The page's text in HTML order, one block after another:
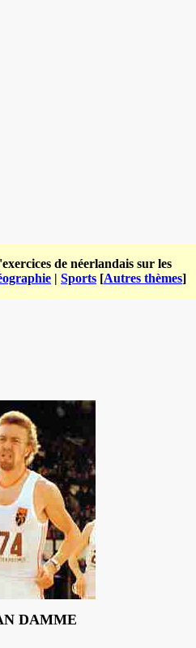
de néerlandais sur les
| Sports [Autres thèmes]
DAMME